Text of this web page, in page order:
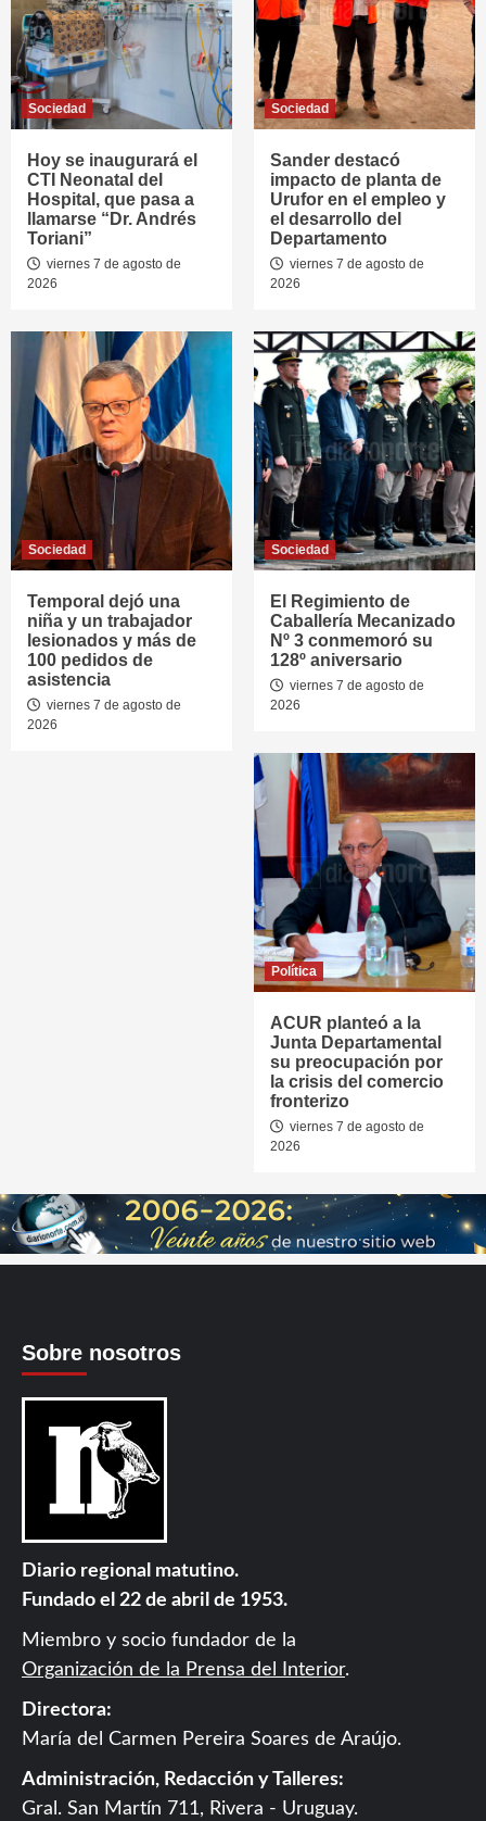
Sociedad
Hoy se inaugurará el
CTI Neonatal del
Hospital, que pasa a
llamarse “Dr. Andrés
Toriani”
viernes 7 de agosto de
2026
Sociedad
Sander destacó
impacto de planta de
Urufor en el empleo y
el desarrollo del
Departamento
viernes 7 de agosto de
2026
Sociedad
Temporal dejó una
niña y un trabajador
lesionados y más de
100 pedidos de
asistencia
viernes 7 de agosto de
2026
Sociedad
El Regimiento de
Caballería Mecanizado
Nº 3 conmemoró su
128º aniversario
viernes 7 de agosto de
2026
Política
ACUR planteó a la
Junta Departamental
su preocupación por
la crisis del comercio
fronterizo
viernes 7 de agosto de
2026
Sobre nosotros
Diario regional matutino.
Fundado el 22 de abril de 1953.
Miembro y socio fundador de la
Organización de la Prensa del Interior.
Directora:
María del Carmen Pereira Soares de Araújo.
Administración, Redacción y Talleres:
Gral. San Martín 711, Rivera - Uruguay.